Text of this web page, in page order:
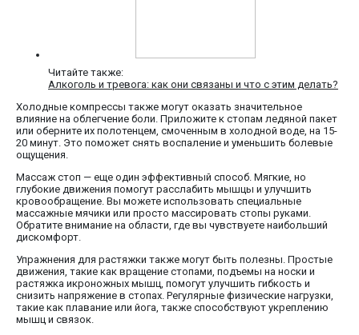
Читайте также:
Алкоголь и тревога: как они связаны и что с этим делать?
Холодные компрессы также могут оказать значительное
влияние на облегчение боли. Приложите к стопам ледяной пакет
или оберните их полотенцем, смоченным в холодной воде, на 15-
20 минут. Это поможет снять воспаление и уменьшить болевые
ощущения.
Массаж стоп — еще один эффективный способ. Мягкие, но
глубокие движения помогут расслабить мышцы и улучшить
кровообращение. Вы можете использовать специальные
массажные мячики или просто массировать стопы руками.
Обратите внимание на области, где вы чувствуете наибольший
дискомфорт.
Упражнения для растяжки также могут быть полезны. Простые
движения, такие как вращение стопами, подъемы на носки и
растяжка икроножных мышц, помогут улучшить гибкость и
снизить напряжение в стопах. Регулярные физические нагрузки,
такие как плавание или йога, также способствуют укреплению
мышц и связок.